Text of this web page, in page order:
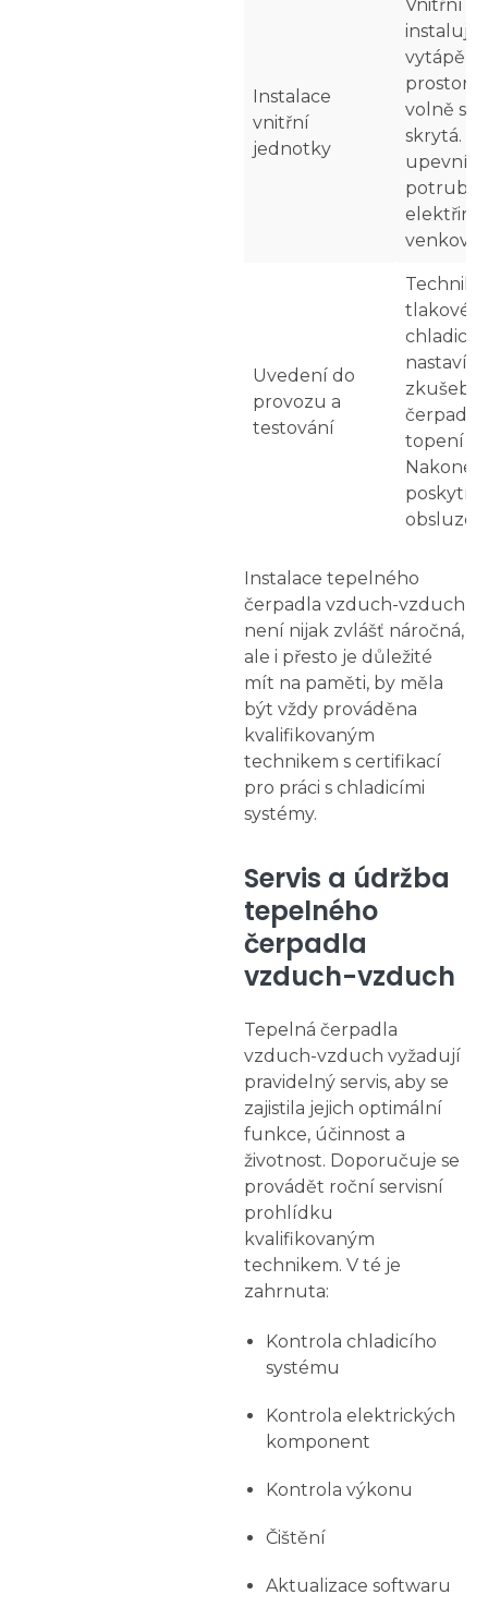
Instalace
vnitřní
jednotky
Vnitřní
instaluje
volně
skrytá.
upevní a
potrubí
elektřině
Uvedení do
provozu a
testování
Technik
tlakové
nastaví
čerpadlo
topení i
Nakonec
obsluze
Instalace tepelného
čerpadla vzduch-vzduch
není nijak zvlášť náročná,
ale i přesto je důležité
mít na paměti, by měla
být vždy prováděna
kvalifikovaným
technikem s certifikací
pro práci s chladicími
systémy.
Servis a údržba
tepelného
čerpadla
vzduch-vzduch
Tepelná čerpadla
vzduch-vzduch vyžadují
pravidelný servis, aby se
zajistila jejich optimální
funkce, účinnost a
životnost. Doporučuje se
provádět roční servisní
prohlídku
kvalifikovaným
technikem. V té je
zahrnuta:
Kontrola chladicího
systému
Kontrola elektrických
komponent
Kontrola výkonu
Čištění
Aktualizace softwaru